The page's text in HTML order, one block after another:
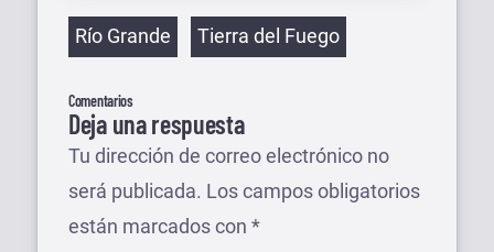
Etiquetas
Río Grande Tierra del Fuego
Comentarios
Deja una respuesta
Tu dirección de correo electrónico no
será publicada. Los campos obligatorios
están marcados con *